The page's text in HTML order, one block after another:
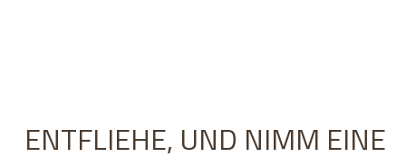
ENTFLIEHE, UND NIMM EINE